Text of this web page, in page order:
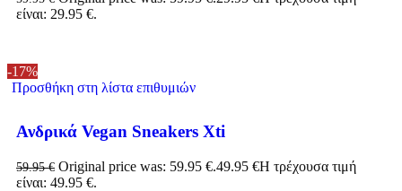
είναι: 29.95 €.
-17%
Προσθήκη στη λίστα επιθυμιών
Ανδρικά Vegan Sneakers Xti
59.95€ Original price was: 59.95 €.49.95 €Η τρέχουσα τιμή
είναι: 49.95 €.